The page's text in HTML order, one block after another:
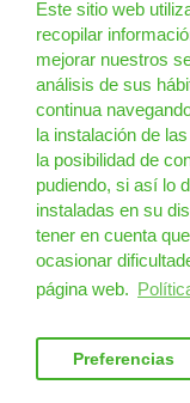
Este sitio web
recopilar
mejorar nuestros
análisis de sus
continua
la instalación de
la posibilidad de
pudiendo, si así lo
instaladas en su
tener en cuenta
ocasionar
página web.
Preferencias
Condiciones
DGM Spain